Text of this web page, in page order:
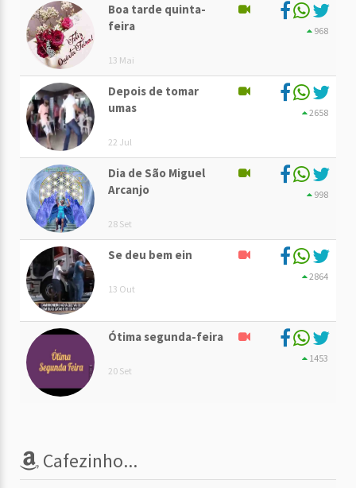
Boa tarde quinta-
feira
13 Mai
968
Depois de tomar
umas
22 Jul
2658
Dia de São Miguel
Arcanjo
28 Set
998
Se deu bem ein
13 Out
2864
Ótima segunda-feira
20 Set
1453
Cafezinho...